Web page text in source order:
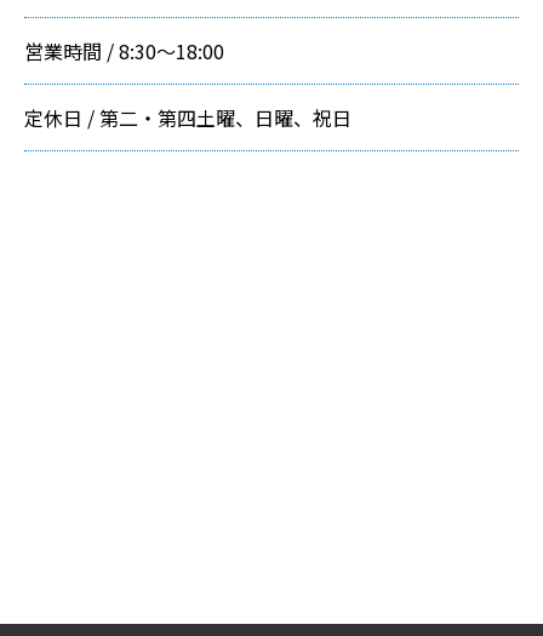
営業時間 / 8:30～18:00
定休日 / 第二・第四土曜、日曜、祝日